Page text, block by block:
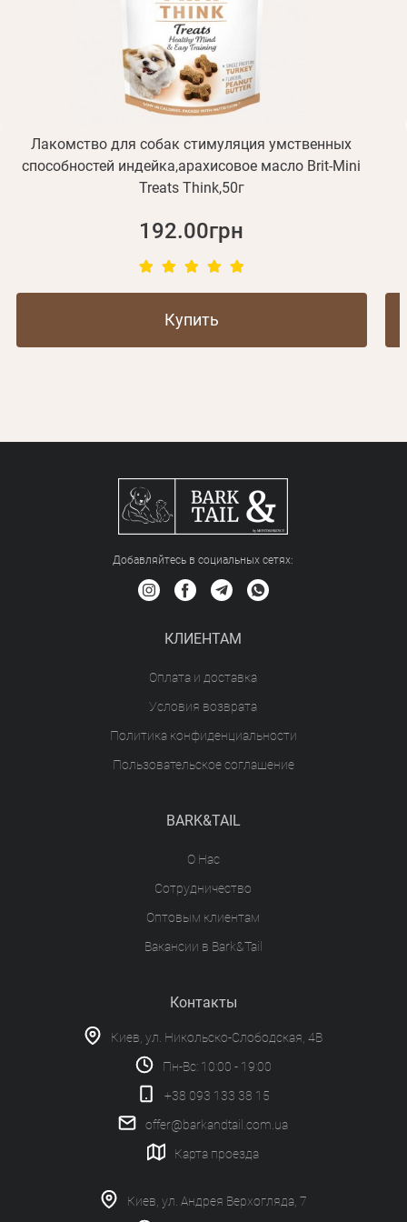
Лакомство для собак стимуляция умственных
способностей индейка,арахисовое масло Brit-Mini
Treats Think,50г
192.00грн
Купить
Добавляйтесь в социальных сетяx:
КЛИЕНТАМ
Оплата и доставка
Условия возврата
Политика конфиденциальности
Пользовательское соглашение
BARK&TAIL
О Нас
Сотрудничество
Оптовым клиентам
Вакансии в Bark&Tail
Контакты
Киев, ул. Никольско-Слободская, 4В
Пн-Вс: 10:00 - 19:00
+38 093 133 38 15
offer@barkandtail.com.ua
Карта проезда
Киев, ул. Андрея Верхогляда, 7
Отправить
Регистрация
или с помощью
Вспомнили пароль?
Не пришло письмо?Повторить отправку